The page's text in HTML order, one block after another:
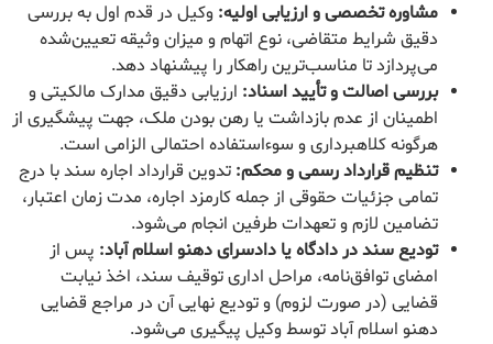
مشاوره تخصصی و ارزیابی اولیه: وکیل در قدم اول به بررسی
دقیق شرایط متقاضی، نوع اتهام و میزان وثیقه تعیین‌شده
می‌پردازد تا مناسب‌ترین راهکار را پیشنهاد دهد.
بررسی اصالت و تأیید اسناد: ارزیابی دقیق مدارک مالکیتی و
اطمینان از عدم بازداشت یا رهن بودن ملک، جهت پیشگیری از
هرگونه کلاهبرداری و سوءاستفاده احتمالی الزامی است.
تنظیم قرارداد رسمی و محکم: تدوین قرارداد اجاره سند با درج
تمامی جزئیات حقوقی از جمله کارمزد اجاره، مدت زمان اعتبار،
تضامین لازم و تعهدات طرفین انجام می‌شود.
تودیع سند در دادگاه یا دادسرای دهنو اسلام آباد: پس از
امضای توافق‌نامه، مراحل اداری توقیف سند، اخذ نیابت
قضایی (در صورت لزوم) و تودیع نهایی آن در مراجع قضایی
دهنو اسلام آباد توسط وکیل پیگیری می‌شود.